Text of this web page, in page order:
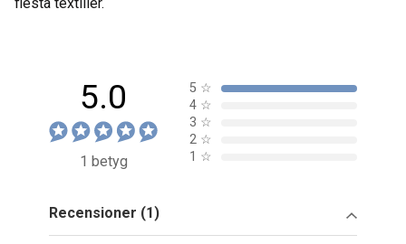
5.0
1 betyg
5 ☆
4 ☆
3 ☆
2 ☆
1 ☆
Recensioner (1)